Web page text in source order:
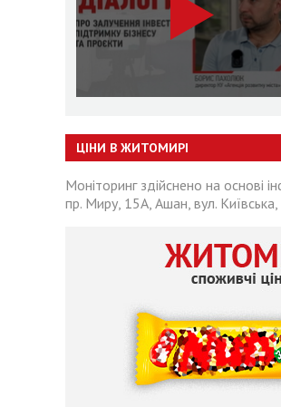
ЦІНИ В ЖИТОМИРІ
Моніторинг здійснено на основі
пр. Миру, 15А, Ашан, вул.